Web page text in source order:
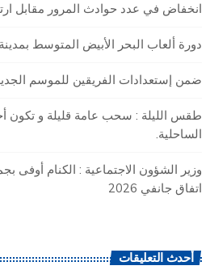
انخفاض في عدد حوادث المرور مقابل
دورة ألعاب البحر الأبيض المتوسط بمدينة
ضمن إستعدادات الفريقين للموسم
طقس الليلة : سحب عامة قليلة و تكون
الساحلية.
وزير الشؤون الاجتماعية : الكنام أوفى
اتفاق جانفي 2026
أحدث التعليقات